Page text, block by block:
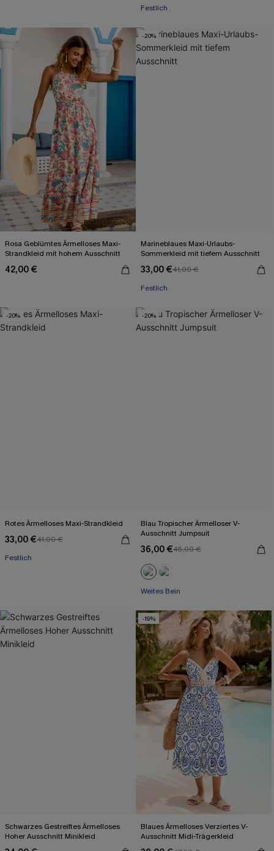
Festlich
Rosa Geblümtes Ärmelloses Maxi-
Strandkleid mit hohem Ausschnitt
42,00 €
-20%
Marineblaues Maxi-Urlaubs-
Sommerkleid mit tiefem Ausschnitt
33,00 €41,00 €
Mit Gratis-Maßband
Festlich
-20%
Rotes Ärmelloses Maxi-Strandkleid
33,00 €41,00 €
Festlich
-20%
Blau Tropischer Ärmelloser V-
Ausschnitt Jumpsuit
36,00 €45,00 €
Mit Gratis-Maßband
Weites Bein
Schwarzes Gestreiftes Ärmelloses
Hoher Ausschnitt Minikleid
-19%
Blaues Ärmelloses Verziertes V-
Ausschnitt Midi-Trägerkleid